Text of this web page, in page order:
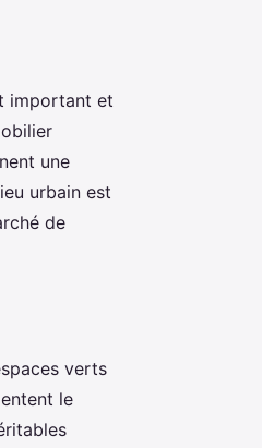
important et
une
urbain est
de
verts
le